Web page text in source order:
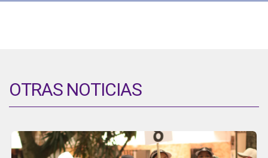
OTRAS NOTICIAS